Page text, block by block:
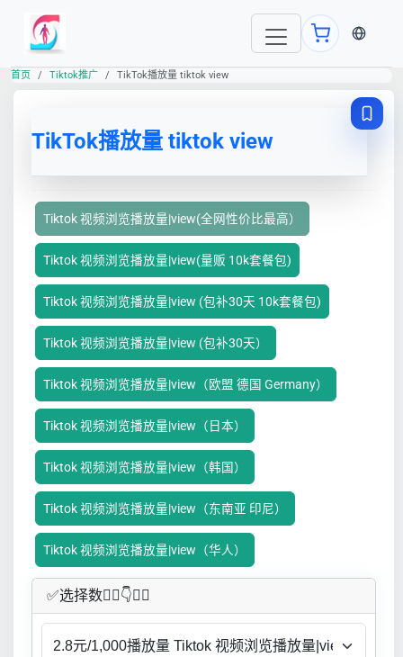
当前语
首页 Tiktok推广 TikTok播放量 tiktok view
TikTok播放量 tiktok view
Tiktok 视频浏览播放量|view(全网性价比最高）
Tiktok 视频浏览播放量|view(量贩 10k套餐包)
Tiktok 视频浏览播放量|view (包补30天 10k套餐包)
Tiktok 视频浏览播放量|view (包补30天）
Tiktok 视频浏览播放量|view（欧盟 德国 Germany）
Tiktok 视频浏览播放量|view（日本）
Tiktok 视频浏览播放量|view（韩国）
Tiktok 视频浏览播放量|view（东南亚 印尼）
Tiktok 视频浏览播放量|view（华人）
✅​选择数👇🏻​​👇👇🏻​​